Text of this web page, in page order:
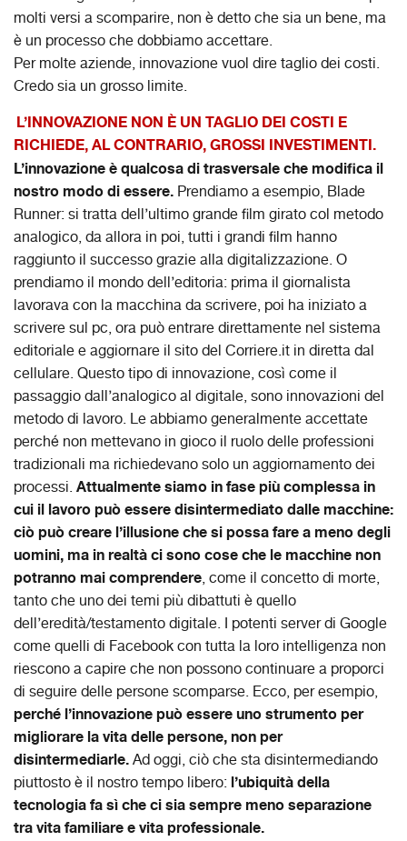
molti versi a scomparire, non è detto che sia un bene, ma
è un processo che dobbiamo accettare.
Per molte aziende, innovazione vuol dire taglio dei costi.
Credo sia un grosso limite.
L’INNOVAZIONE NON È UN TAGLIO DEI COSTI E
RICHIEDE, AL CONTRARIO, GROSSI INVESTIMENTI.
L’innovazione è qualcosa di trasversale che modifica il
nostro modo di essere. Prendiamo a esempio, Blade
Runner: si tratta dell’ultimo grande film girato col metodo
analogico, da allora in poi, tutti i grandi film hanno
raggiunto il successo grazie alla digitalizzazione. O
prendiamo il mondo dell’editoria: prima il giornalista
lavorava con la macchina da scrivere, poi ha iniziato a
scrivere sul pc, ora può entrare direttamente nel sistema
editoriale e aggiornare il sito del Corriere.it in diretta dal
cellulare. Questo tipo di innovazione, così come il
passaggio dall’analogico al digitale, sono innovazioni del
metodo di lavoro. Le abbiamo generalmente accettate
perché non mettevano in gioco il ruolo delle professioni
tradizionali ma richiedevano solo un aggiornamento dei
processi.Attualmente siamo in fase più complessa in
cui il lavoro può essere disintermediato dalle macchine:
ciò può creare l’illusione che si possa fare a meno degli
uomini, ma in realtà ci sono cose che le macchine non
potranno mai comprendere, come il concetto di morte,
tanto che uno dei temi più dibattuti è quello
dell’eredità/testamento digitale. I potenti server di Google
come quelli di Facebook con tutta la loro intelligenza non
riescono a capire che non possono continuare a proporci
di seguire delle persone scomparse. Ecco, per esempio,
perché l’innovazione può essere uno strumento per
migliorare la vita delle persone, non per
disintermediarle.Ad oggi, ciò che sta disintermediando
piuttosto è il nostro tempo libero: l’ubiquità della
tecnologia fa sì che ci sia sempre meno separazione
tra vita familiare e vita professionale.